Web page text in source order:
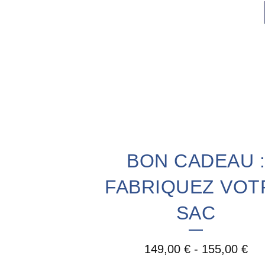
BON CADEAU :
FABRIQUEZ
SAC
149,00 €- 155,00 €